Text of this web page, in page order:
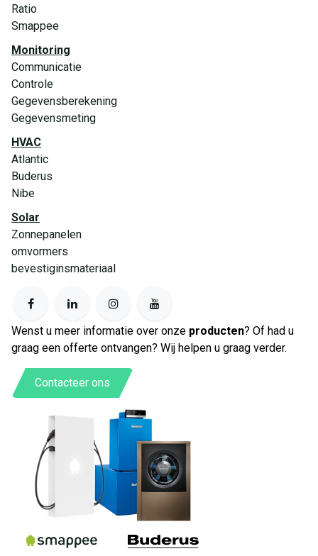
Ratio
Smappee
Monitoring
Communicatie
Controle
Gegevensberekening
Gegevensmeting
HVAC
Atlantic
Buderus
Nibe
Solar
Zonnepanelen
omvormers
bevestiginsmateriaal
Wenst u meer informatie over onze producten? Of had u
graag een offerte ontvangen? Wij helpen u graag verder.
Contacteer ons